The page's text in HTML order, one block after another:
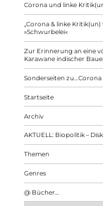
Corona und linke
„Corona & linke
»Schwurbelei«
Zur Erinnerung an eine
Karawane indischer
Sonderseiten
Startseite
Archiv
AKTUELL: Biopolitik –
Themen
Genres
@ Bücher…